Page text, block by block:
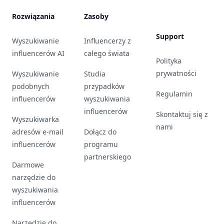
Rozwiązania
Wyszukiwanie
influencerów AI
Wyszukiwanie
podobnych
influencerów
Wyszukiwarka
adresów e-mail
influencerów
Darmowe
narzędzie do
wyszukiwania
influencerów
Zasoby
Influencerzy z
całego świata
Studia
przypadków
wyszukiwania
influencerów
Dołącz do
programu
partnerskiego
Support
Polityka
prywatności
Regulamin
Skontaktuj się z
nami